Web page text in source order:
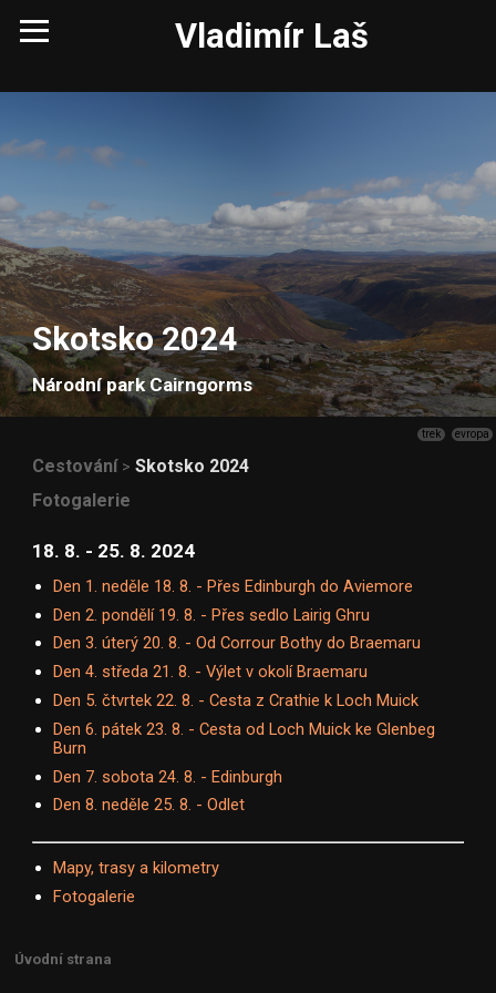
Vladimír Laš
Skotsko 2024
Národní park Cairngorms
trek evropa
Cestování>Skotsko 2024
Fotogalerie
18. 8. - 25. 8. 2024
Den 1. neděle 18. 8. - Přes Edinburgh do Aviemore
Den 2. pondělí 19. 8. - Přes sedlo Lairig Ghru
Den 3. úterý 20. 8. - Od Corrour Bothy do Braemaru
Den 4. středa 21. 8. - Výlet v okolí Braemaru
Den 5. čtvrtek 22. 8. - Cesta z Crathie k Loch Muick
Den 6. pátek 23. 8. - Cesta od Loch Muick ke Glenbeg
Burn
Den 7. sobota 24. 8. - Edinburgh
Den 8. neděle 25. 8. - Odlet
Mapy, trasy a kilometry
Fotogalerie
Úvodní strana